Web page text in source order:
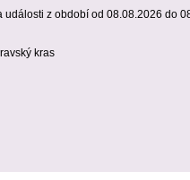
události z období od 08.08.2026 do
kras